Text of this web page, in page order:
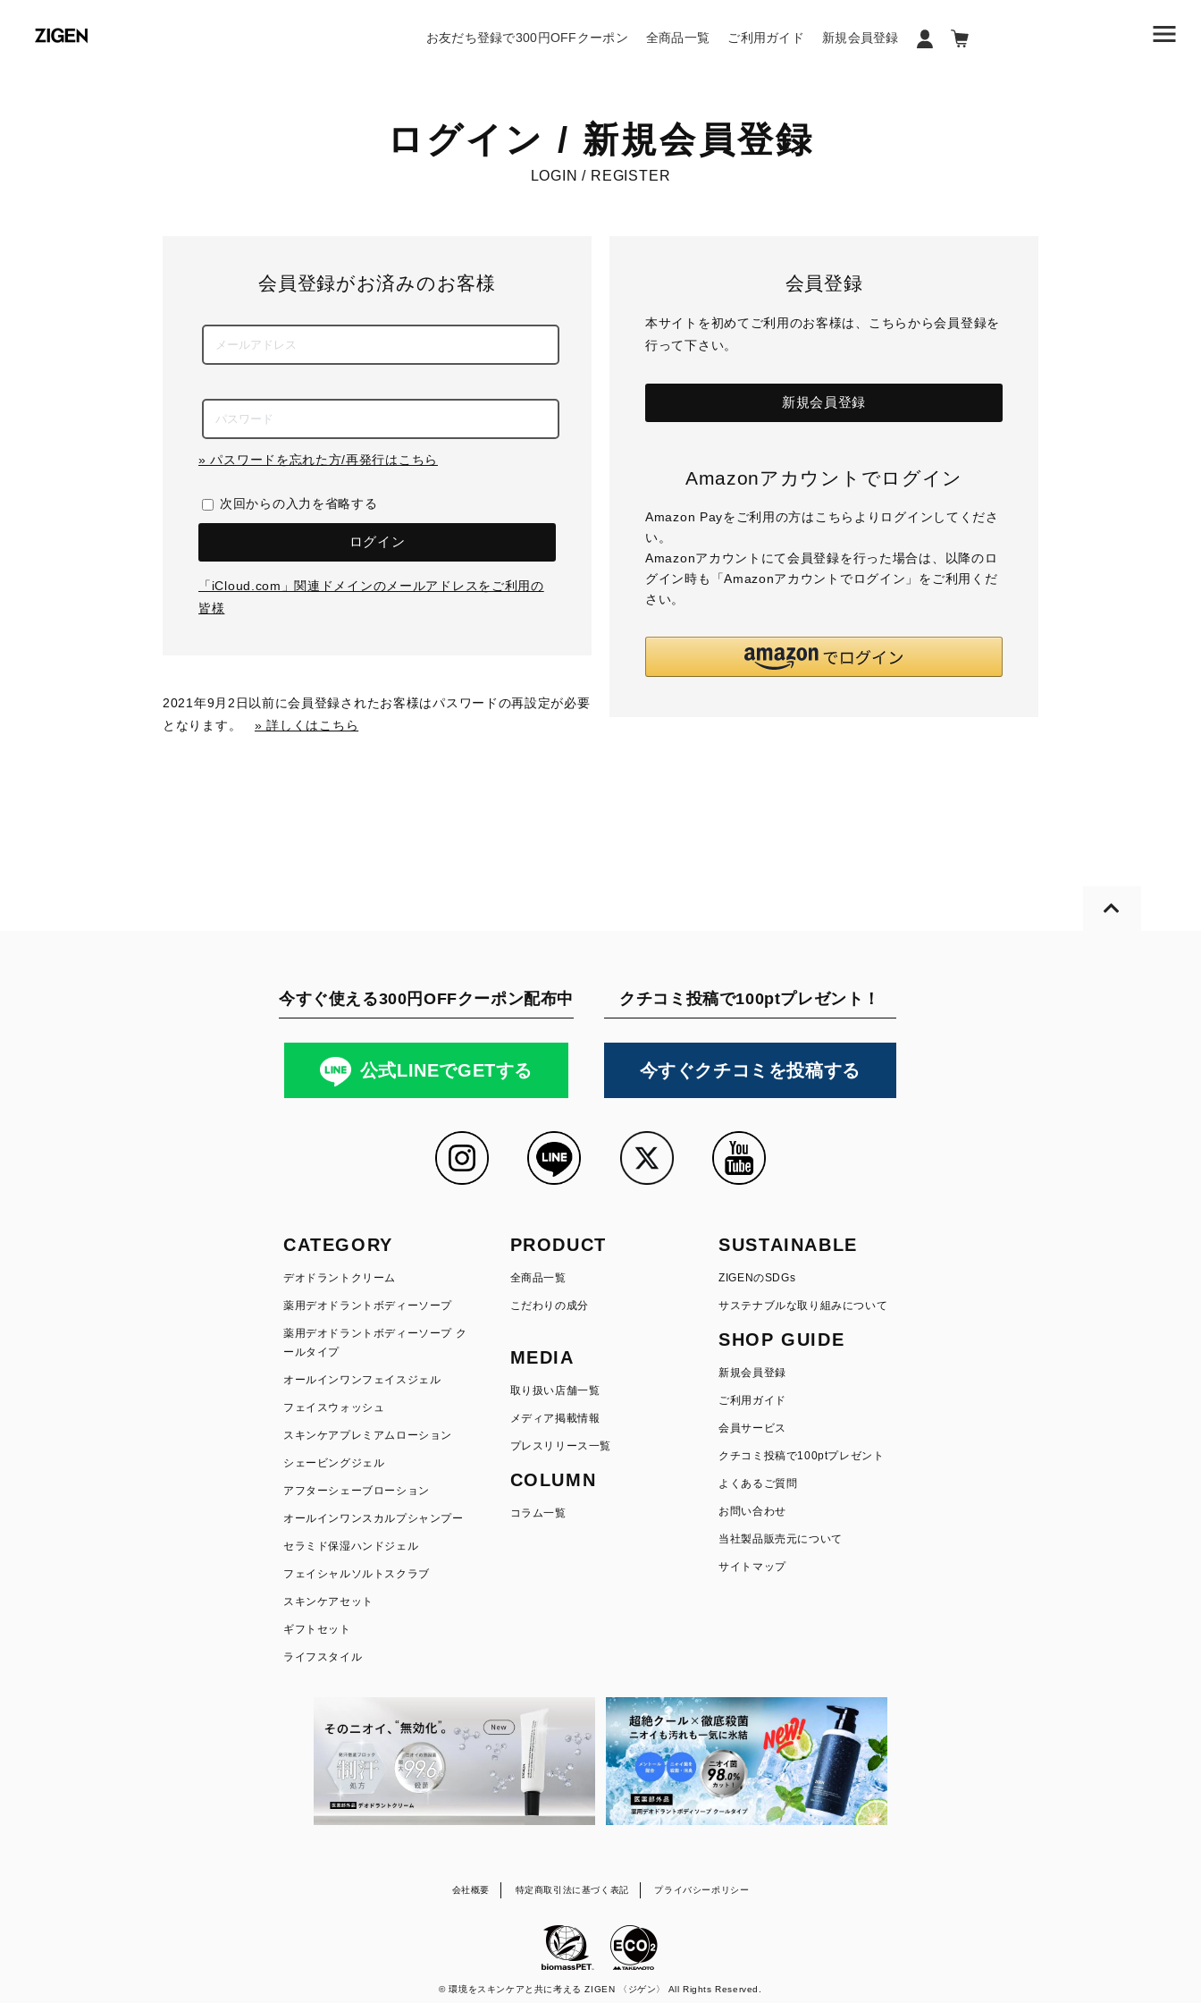
お友だち登録で300円OFFクーポン 全商品一覧 ご利用ガイド 新規会員登録
ログイン / 新規会員登録
LOGIN / REGISTER
会員登録がお済みのお客様
» パスワードを忘れた方/再発行はこちら
次回からの入力を省略する
ログイン
「iCloud.com」関連ドメインのメールアドレスをご利用の
皆様
会員登録
本サイトを初めてご利用のお客様は、こちらから会員登録を
行って下さい。
新規会員登録
Amazonアカウントでログイン
Amazon Payをご利用の方はこちらよりログインしてくださ
い。
Amazonアカウントにて会員登録を行った場合は、以降のロ
グイン時も「Amazonアカウントでログイン」をご利用くだ
さい。
2021年9月2日以前に会員登録されたお客様はパスワードの再設定が必要
となります。 » 詳しくはこちら
今すぐ使える300円OFFクーポン配布中
公式LINEでGETする
クチコミ投稿で100ptプレゼント！
今すぐクチコミを投稿する
CATEGORY
デオドラントクリーム
薬用デオドラントボディーソープ
薬用デオドラントボディーソープ ク
ールタイプ
オールインワンフェイスジェル
フェイスウォッシュ
スキンケアプレミアムローション
シェービングジェル
アフターシェーブローション
オールインワンスカルプシャンプー
セラミド保湿ハンドジェル
フェイシャルソルトスクラブ
スキンケアセット
ギフトセット
ライフスタイル
PRODUCT
全商品一覧
こだわりの成分
MEDIA
取り扱い店舗一覧
メディア掲載情報
プレスリリース一覧
COLUMN
コラム一覧
SUSTAINABLE
ZIGENのSDGs
サステナブルな取り組みについて
SHOP GUIDE
新規会員登録
ご利用ガイド
会員サービス
クチコミ投稿で100ptプレゼント
よくあるご質問
お問い合わせ
当社製品販売元について
サイトマップ
会社概要 特定商取引法に基づく表記 プライバシーポリシー
© 環境をスキンケアと共に考える ZIGEN 〈ジゲン〉 All Rights Reserved.